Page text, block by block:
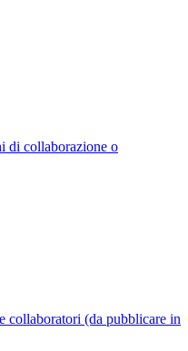
di collaborazione o
collaboratori (da pubblicare in